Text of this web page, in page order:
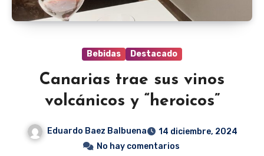
Bebidas Destacado
Canarias trae sus vinos
volcánicos y “heroicos”
Eduardo Baez Balbuena
14 diciembre, 2024
No hay comentarios